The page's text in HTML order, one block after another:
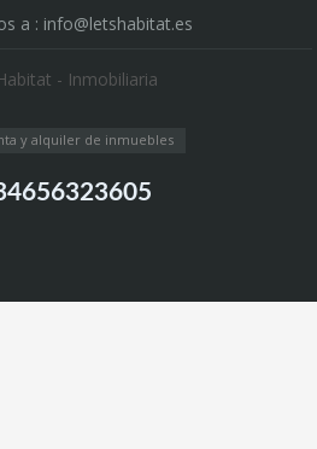
a : info@letshabitat.es
y alquiler de inmuebles